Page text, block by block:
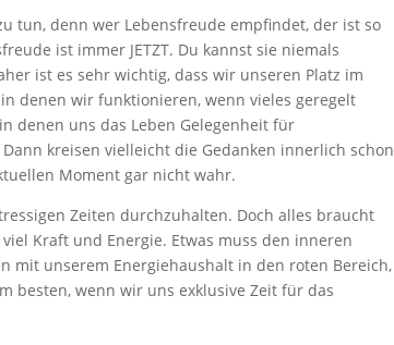
tun, denn wer Lebensfreude empfindet, der ist so
ist immer JETZT. Du kannst sie niemals
ist es sehr wichtig, dass wir unseren Platz im
denen wir funktionieren, wenn vieles geregelt
denen uns das Leben Gelegenheit für
kreisen vielleicht die Gedanken innerlich schon
Moment gar nicht wahr.
Zeiten durchzuhalten. Doch alles braucht
Kraft und Energie. Etwas muss den inneren
mit unserem Energiehaushalt in den roten Bereich,
besten, wenn wir uns exklusive Zeit für das